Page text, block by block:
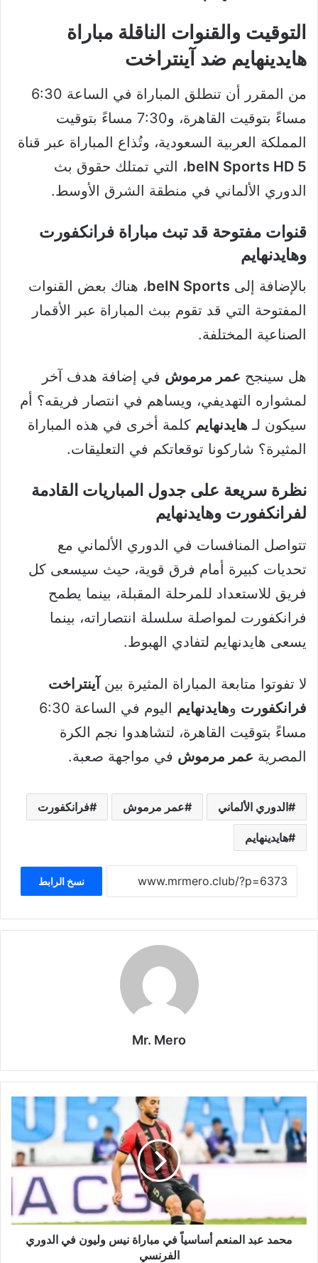
التوقيت والقنوات الناقلة مباراة
هايدينهايم ضد آينتراخت
من المقرر أن تنطلق المباراة في الساعة 6:30
مساءً بتوقيت القاهرة، و7:30 مساءً بتوقيت
المملكة العربية السعودية، وتُذاع المباراة عبر قناة
beIN Sports HD 5، التي تمتلك حقوق بث
الدوري الألماني في منطقة الشرق الأوسط.
قنوات مفتوحة قد تبث مباراة فرانكفورت
وهايدنهايم
بالإضافة إلى beIN Sports، هناك بعض القنوات
المفتوحة التي قد تقوم ببث المباراة عبر الأقمار
الصناعية المختلفة.
هل سينجح عمر مرموش في إضافة هدف آخر
لمشواره التهديفي، ويساهم في انتصار فريقه؟ أم
سيكون لـ هايدنهايم كلمة أخرى في هذه المباراة
المثيرة؟ شاركونا توقعاتكم في التعليقات.
نظرة سريعة على جدول المباريات القادمة
لفرانكفورت وهايدنهايم
تتواصل المنافسات في الدوري الألماني مع
تحديات كبيرة أمام فرق قوية، حيث سيسعى كل
فريق للاستعداد للمرحلة المقبلة، بينما يطمح
فرانكفورت لمواصلة سلسلة انتصاراته، بينما
يسعى هايدنهايم لتفادي الهبوط.
لا تفوتوا متابعة المباراة المثيرة بين آينتراخت
فرانكفورت وهايدنهايم
اليوم في الساعة 6:30
مساءً بتوقيت القاهرة، لتشاهدوا نجم الكرة
المصرية عمر مرموش في مواجهة صعبة.
الدوري الألماني عمر مرموش فرانكفورت
هايدينهايم
نسخ الرابط
Mr. Mero
محمد
عبد
المنعم
أساسياً
في
في
الدوريمحمد عبد المنعم أساسياً في مباراة نيس وليون في الدوري
الفرنسي